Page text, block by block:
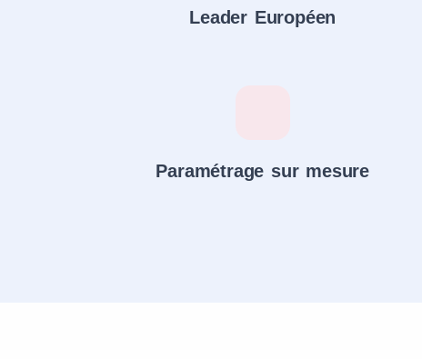
Leader Européen
Paramétrage sur mesure